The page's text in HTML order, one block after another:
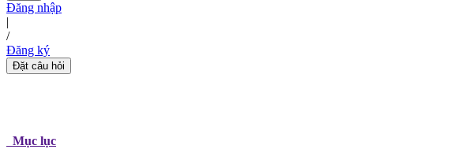
Đăng nhập
|
/
Đăng ký
Đặt câu hỏi
Mục lục